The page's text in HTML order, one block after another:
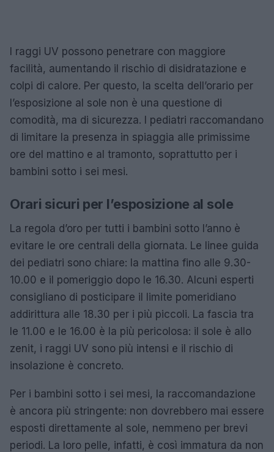
I raggi UV possono penetrare con maggiore
facilità, aumentando il rischio di disidratazione e
colpi di calore. Per questo, la scelta dell’orario per
l’esposizione al sole non è una questione di
comodità, ma di sicurezza. I pediatri raccomandano
di limitare la presenza in spiaggia alle primissime
ore del mattino e al tramonto, soprattutto per i
bambini sotto i sei mesi.
Orari sicuri per l’esposizione al sole
La regola d’oro per tutti i bambini sotto l’anno è
evitare le ore centrali della giornata. Le linee guida
dei pediatri sono chiare: la mattina fino alle 9.30-
10.00 e il pomeriggio dopo le 16.30. Alcuni esperti
consigliano di posticipare il limite pomeridiano
addirittura alle 18.30 per i più piccoli. La fascia tra
le 11.00 e le 16.00 è la più pericolosa: il sole è allo
zenit, i raggi UV sono più intensi e il rischio di
insolazione è concreto.
Per i bambini sotto i sei mesi, la raccomandazione
è ancora più stringente: non dovrebbero mai essere
esposti direttamente al sole, nemmeno per brevi
periodi. La loro pelle, infatti, è così immatura da non